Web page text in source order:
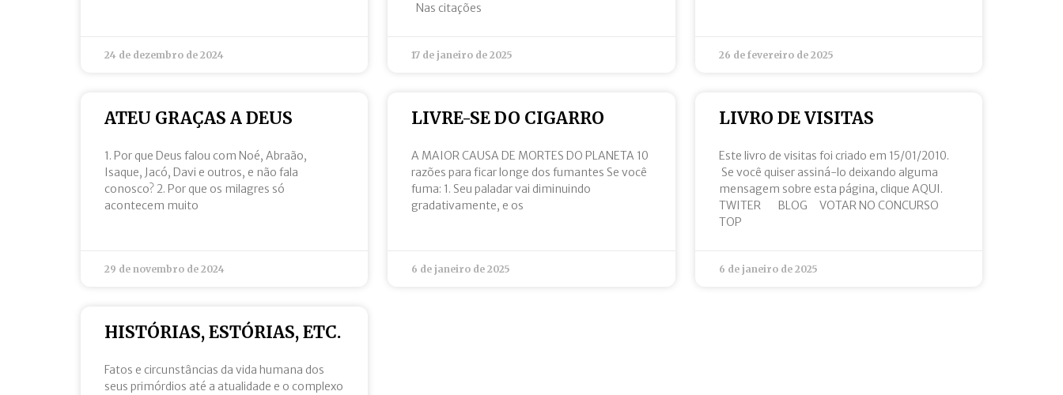
24 de dezembro de 2024
Nas citações
17 de janeiro de 2025 26 de fevereiro de 2025
ATEU GRAÇAS A DEUS
1. Por que Deus falou com Noé, Abraão,
Isaque, Jacó, Davi e outros, e não fala
conosco? 2. Por que os milagres só
acontecem muito
29 de novembro de 2024
LIVRE-SE DO CIGARRO
A MAIOR CAUSA DE MORTES DO PLANETA 10
razões para ficar longe dos fumantes Se você
fuma: 1. Seu paladar vai diminuindo
gradativamente, e os
6 de janeiro de 2025
LIVRO DE VISITAS
Este livro de visitas foi criado em 15/01/2010.
Se você quiser assiná-lo deixando alguma
mensagem sobre esta página, clique AQUI.
TWITER BLOG VOTAR NO CONCURSO
TOP
6 de janeiro de 2025
HISTÓRIAS, ESTÓRIAS, ETC.
Fatos e circunstâncias da vida humana dos
seus primórdios até a atualidade e o complexo